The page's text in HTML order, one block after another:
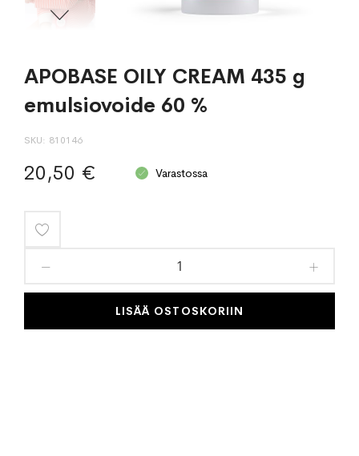
APOBASE OILY CREAM 435 g
emulsiovoide 60 %
SKU 810146
20,50 € Varastossa
toivelistaan
LISÄÄ OSTOSKORIIN